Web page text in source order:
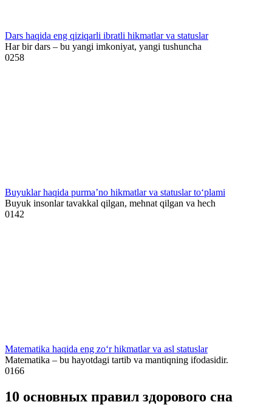
Dars haqida eng qiziqarli ibratli hikmatlar va statuslar
Har bir dars – bu yangi imkoniyat, yangi tushuncha
0258
Buyuklar haqida purma’no hikmatlar va statuslar to‘plami
Buyuk insonlar tavakkal qilgan, mehnat qilgan va hech
0142
Matematika haqida eng zo‘r hikmatlar va asl statuslar
Matematika – bu hayotdagi tartib va mantiqning ifodasidir.
0166
10 основных правил здорового сна